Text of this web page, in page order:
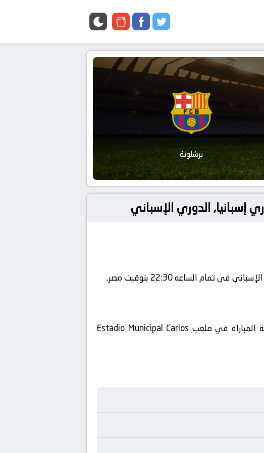
twitter
facebook
google
برشلونة
تنقل أحداث المباراة في الوطن العربي فضائيا على قناة beIN SPORTS HD 1 ويتم إستضافة المباراه في ملعب Estadio Municipal Carlos